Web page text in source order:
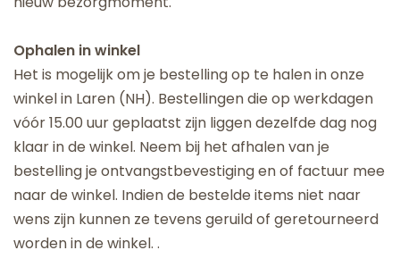
Ophalen in winkel
Het is mogelijk om je bestelling op te halen in onze
winkel in Laren (NH). Bestellingen die op werkdagen
vóór 15.00 uur geplaatst zijn liggen dezelfde dag nog
klaar in de winkel. Neem bij het afhalen van je
bestelling je ontvangstbevestiging en of factuur mee
naar de winkel. Indien de bestelde items niet naar
wens zijn kunnen ze tevens geruild of geretourneerd
worden in de winkel. .